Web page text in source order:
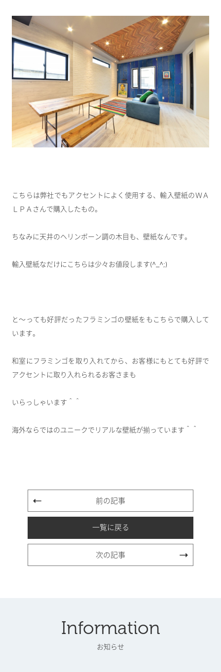
こちらは弊社でもアクセントによく使用する、輸入壁紙のＷＡ
ＬＰＡさんで購入したもの。
ちなみに天井のヘリンボーン調の木目も、壁紙なんです。
輸入壁紙なだけにこちらは少々お値段します(^_^;)
と～っても好評だったフラミンゴの壁紙をもこちらで購入して
います。
和室にフラミンゴを取り入れてから、お客様にもとても好評で
アクセントに取り入れられるお客さまも
いらっしゃいます＾＾
海外ならではのユニークでリアルな壁紙が揃っています＾＾
前の記事
一覧に戻る
次の記事
Information
お知らせ